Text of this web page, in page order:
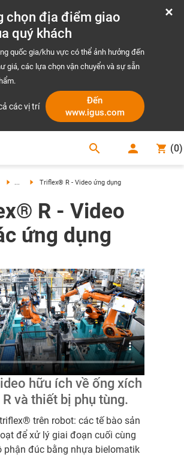
chọn địa điểm giao
quý khách
quốc gia/khu vực có thể ảnh hưởng đến
giá, các lựa chọn vận chuyển và sự sẵn
các vị trí
Đến
www.igus.com
search (0)
... Triflex® R - Video ứng dụng
R - Video
ứng dụng
hữu ích về ống xích
và thiết bị phụ tùng.
trên robot: các tế bào sản
để xử lý giai đoạn cuối cùng
phận đúc bằng nhựa bielomatik